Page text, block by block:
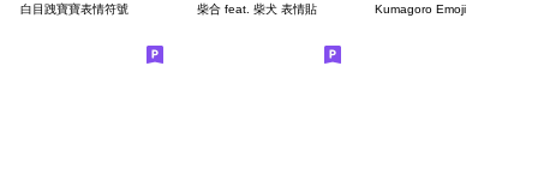
白目跩寶寶表情符號 柴合 feat. 柴犬 表情貼 Kumagoro Emoji